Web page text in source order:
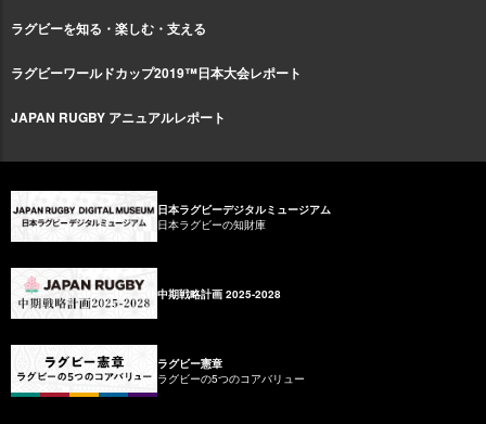
ラグビーを知る・楽しむ・支える
ラグビーワールドカップ2019™日本大会レポート
JAPAN RUGBY アニュアルレポート
日本ラグビーデジタルミュージアム
日本ラグビーの知財庫
中期戦略計画 2025-2028
ラグビー憲章
ラグビーの5つのコアバリュー